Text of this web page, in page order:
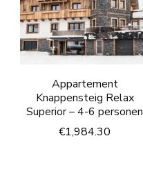
Appartement
Knappensteig Relax
Superior – 4-6 personen
€1,984.30